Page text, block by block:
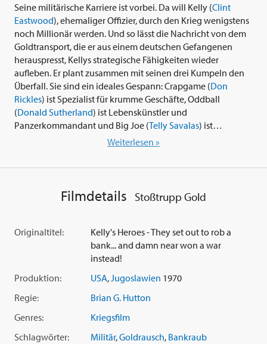
Seine militärische Karriere ist vorbei. Da will Kelly (Clint
Eastwood), ehemaliger Offizier, durch den Krieg wenigstens
noch Millionär werden. Und so lässt die Nachricht von dem
Goldtransport, die er aus einem deutschen Gefangenen
herauspresst, Kellys strategische Fähigkeiten wieder
aufleben. Er plant zusammen mit seinen drei Kumpeln den
Überfall. Sie sind ein ideales Gespann: Crapgame (Don
Rickles) ist Spezialist für krumme Geschäfte, Oddball
(Donald Sutherland) ist Lebenskünstler und
Panzerkommandant und Big Joe (Telly Savalas) ist
Zugführer. Jeder kriegt seine Aufgabe in dem seltsamen
Beute wartet. Ein Abenteuer beginnt, hart und brutal,
geschildert mit grimmigen Witz. Ganz und gar unfreiwillig
sie Hals über Kopf zur Flucht nach vorn zwingt.
Weiterlesen »
Filmdetails Stoßtrupp Gold
Originaltitel:
Kelly's Heroes - They set out to rob a
bank... and damn near won a war
instead!
Produktion:
USA, Jugoslawien 1970
Regie:
Brian G. Hutton
Genres:
Kriegsfilm
Schlagwörter:
Militär,Goldrausch, Bankraub